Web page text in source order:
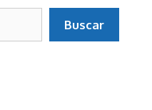
Buscar